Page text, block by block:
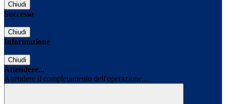
Chiudi
Successo
Chiudi
Informazione
Chiudi
Attendere...
Attendere il completamento dell'operazione...